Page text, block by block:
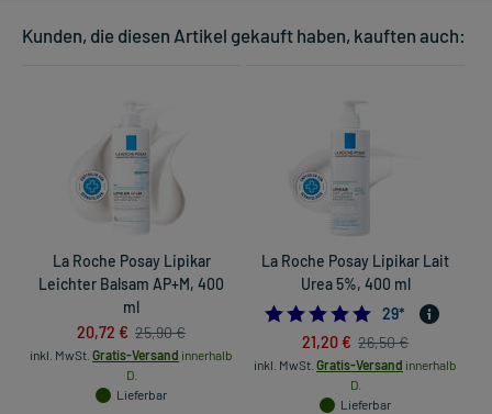
Kunden, die diesen Artikel gekauft haben, kauften auch:
La Roche Posay Lipikar
Leichter Balsam AP+M, 400
ml
20,72 € 25,90 €
inkl. MwSt. Gratis-Versand innerhalb
D.
Lieferbar
La Roche Posay Lipikar Lait
Urea 5%, 400 ml
29*
21,20 € 26,50 €
inkl. MwSt. Gratis-Versand innerhalb
D.
Lieferbar